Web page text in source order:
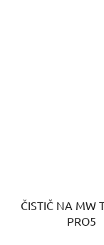
ČISTIČ NA MW
PRO5